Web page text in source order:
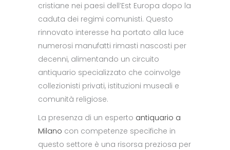
cristiane nei paesi dell’Est Europa dopo la
caduta dei regimi comunisti. Questo
rinnovato interesse ha portato alla luce
numerosi manufatti rimasti nascosti per
decenni, alimentando un circuito
antiquario specializzato che coinvolge
collezionisti privati, istituzioni museali e
comunità religiose.
La presenza di un esperto antiquario a
Milano con competenze specifiche in
questo settore è una risorsa preziosa per